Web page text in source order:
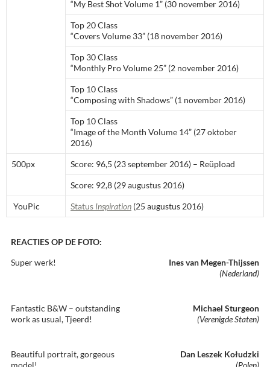
“My Best Shot Volume 1” (30 november 2016)
Top 20 Class
“Covers Volume 33” (18 november 2016)
Top 30 Class
“Monthly Pro Volume 25” (2 november 2016)
Top 10 Class
“Composing with Shadows” (1 november 2016)
Top 10 Class
“Image of the Month Volume 14” (27 oktober
2016)
500px Score: 96,5 (23 september 2016) – Reüpload
Score: 92,8 (29 augustus 2016)
YouPic Status Inspiration (25 augustus 2016)
REACTIES OP DE FOTO:
Super werk!
Ines van Megen-Thijssen
(Nederland)
Fantastic B&W – outstanding
work as usual, Tjeerd!
Michael Sturgeon
(Verenigde Staten)
Beautiful portrait, gorgeous
model!
Dan Leszek Kołudzki
(Polen)